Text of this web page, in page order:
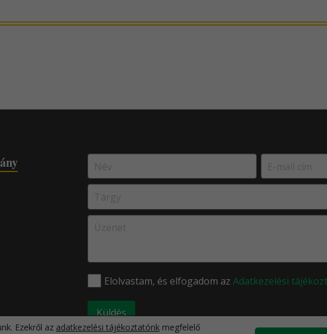
Elolvastam, és elfogadom azAdatkezelési
Ezekről az adatkezelési tájékoztatónk megfelelő